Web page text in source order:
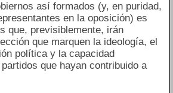
así formados (y, en puridad,
en la oposición) es
que, previsiblemente, irán
que marquen la ideología, el
política y la capacidad
que hayan contribuido a